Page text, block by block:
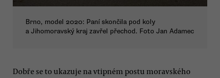
Brno, model 2020: Paní skončila pod koly
a Jihomoravský kraj zavřel přechod. Foto Jan Adamec
Dobře se to ukazuje na vtipném postu moravského